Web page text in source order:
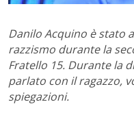
Danilo Acquino è stato
razzismo durante la
Fratello 15. Durante la
parlato con il ragazzo,
spiegazioni.